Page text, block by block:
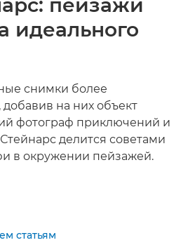
пейзажи
идеального
снимки более
на них объект
фотограф приключений и
делится советами
в окружении пейзажей.
статьям